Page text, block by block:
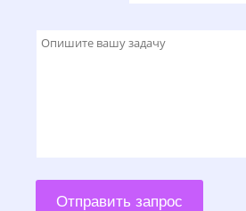
Отправить запрос